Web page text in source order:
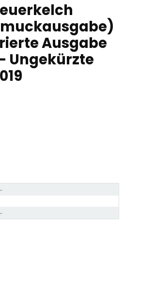
Ausgabe
Ungekürzte